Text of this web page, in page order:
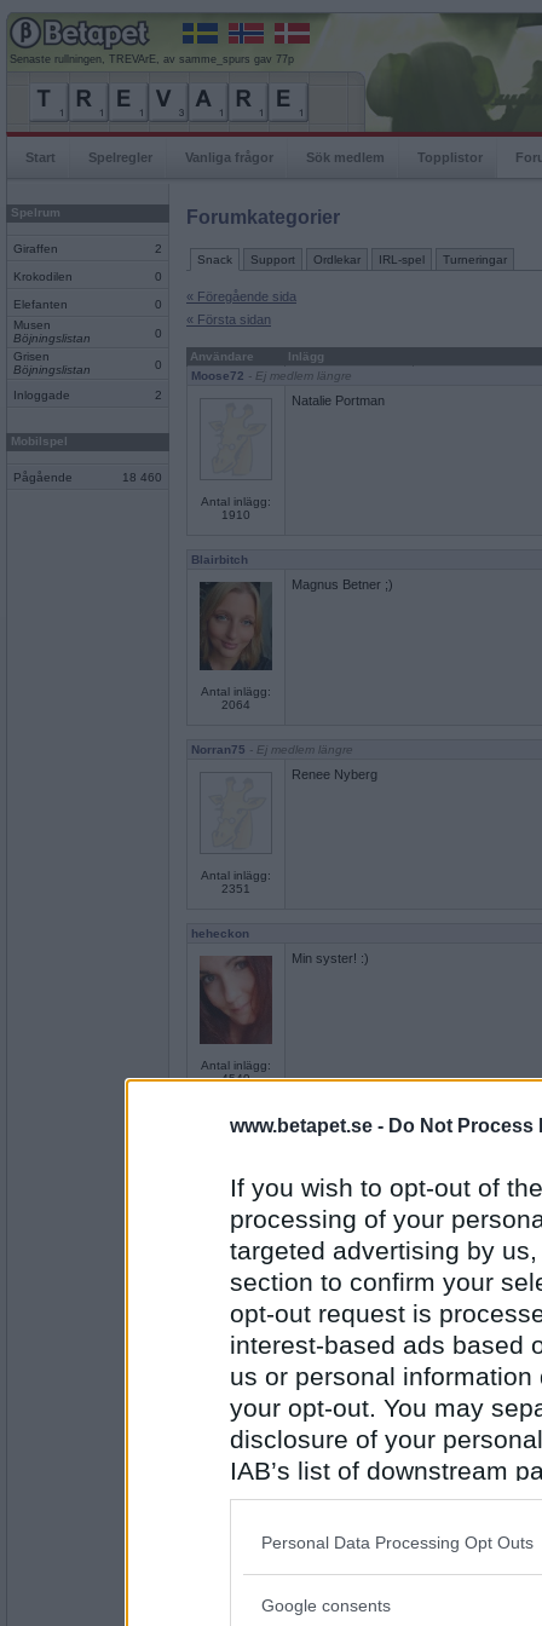
www.betapet.se - Do Not Process
If you wish to opt-out of
processing of your
targeted advertising by
section to confirm your
opt-out request is
interest-based ads based
us or personal
your opt-out. You may
disclosure of your
IAB’s list of downstream
also be disclosed by us
Downstream Participants
Please note that this
Personal Data Processing Opt Outs
Google consents
Senaste rullningen, TREVArE, av samme_spurs gav 77p
Start Spelregler Vanliga frågor Sök medlem Topplistor
Spelrum
Giraffen 2
Krokodilen 0
Elefanten
0
Musen
Böjningslistan
0
Grisen
Böjningslistan
0
Inloggade 2
Mobilspel
Pågående 18 460
Forumkategorier
Snack Support Ordlekar IRL-spel Turneringar
« Föregående sida
« Första sidan
Användare
Inlägg
Moose72 - Ej medlem längre
Antal inlägg:
1910
Natalie Portman
Blairbitch
Antal inlägg:
2064
Magnus Betner ;)
Norran75 - Ej medlem längre
Antal inlägg:
2351
Renee Nyberg
heheckon
Antal inlägg:
4549
Min syster! :)
Henrux2- Ej medlem längre
Antal inlägg: 294
Blairbitch
Antal inlägg:
2064
Anders Lundin
Jazztrombon
Antal inlägg: 23